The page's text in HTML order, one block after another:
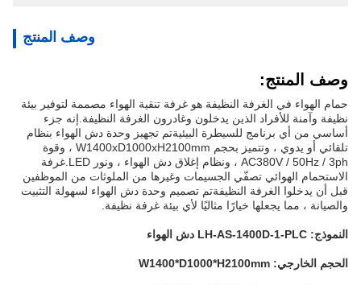
وصف المنتج
وصف المنتج:
حمام الهواء في الغرفة النظيفة هو غرفة تنقية الهواء مصممة لتوفير بيئة
نظيفة وآمنة للأفراد الذين يدخلون وغادرون الغرفة النظيفة.إنه جزء
أساسي من أي برنامج للسيطرة البيئيةتم تجهيز وحدة دش الهواء بنظام
تلقائي أو يدوي ، وتتميز بحجم W1400xD1000xH2100mm ، وقوة
AC380V / 50Hz / 3ph ، ونظام إغلاق دش الهواء ، ونور LED.غرفة
الاستحمام الهوائي تصفّي الجسيمات وغيرها من الملوثات من الموظفين
قبل أن يدخلوا الغرفة النظيفةتم تصميم وحدة دش الهواء لسهولة التثبيت
والصيانة ، مما يجعلها خيارًا مثاليًا لأي بيئة غرفة نظيفة.
النموذج: LH-AS-1400D-1-PLC دش الهواء
الحجم الخارجي: W1400*D1000*H2100mm